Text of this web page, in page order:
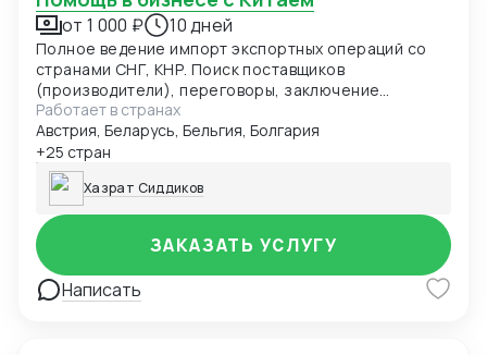
от 1 000 ₽ 10 дней
Полное ведение импорт экспортных операций со
странами СНГ, КНР. Поиск поставщиков
(производители), переговоры, заключение
контрактов, полная организация, контроль и
ведение транспортно-логистических услуг "до
двери", контроль и сопровождение документаций,
организация финансовой логистики.
Работает в странах
Австрия, Беларусь, Бельгия, Болгария
+25 стран
Хазрат Сиддиков
Написать
ЗАКАЗАТЬ УСЛУГУ